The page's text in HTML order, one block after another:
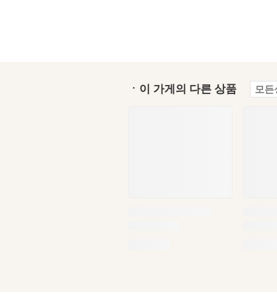
ㆍ이 가게의 다른 상품 모